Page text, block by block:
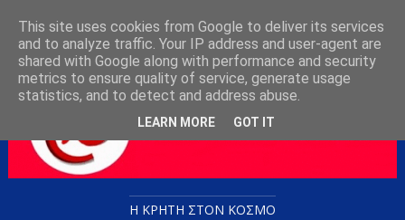
Η ΚΡΗΤΗ ΣΤΟN KOΣΜΟ
This site uses cookies from Google to deliver its services
and to analyze traffic. Your IP address and user-agent are
shared with Google along with performance and security
metrics to ensure quality of service, generate usage
statistics, and to detect and address abuse.
LEARN MORE GOT IT